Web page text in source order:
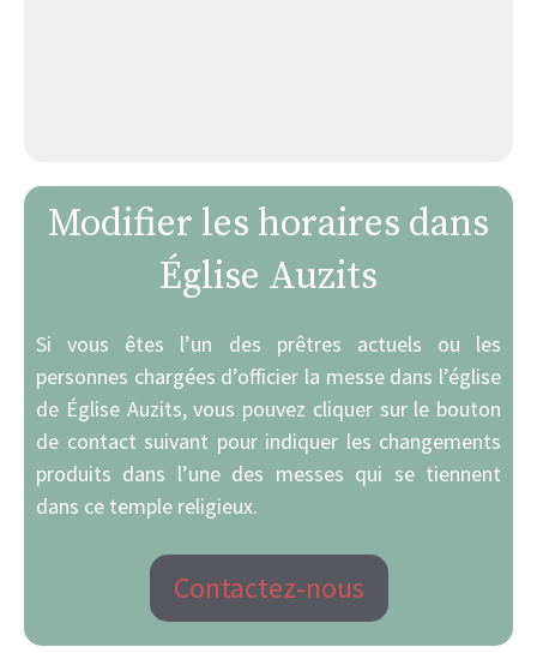
Modifier les horaires dans
Église Auzits
Si vous êtes l’un des prêtres actuels ou les
personnes chargées d’officier la messe dans l’église
de Église Auzits, vous pouvez cliquer sur le bouton
de contact suivant pour indiquer les changements
produits dans l’une des messes qui se tiennent
dans ce temple religieux.
Contactez-nous